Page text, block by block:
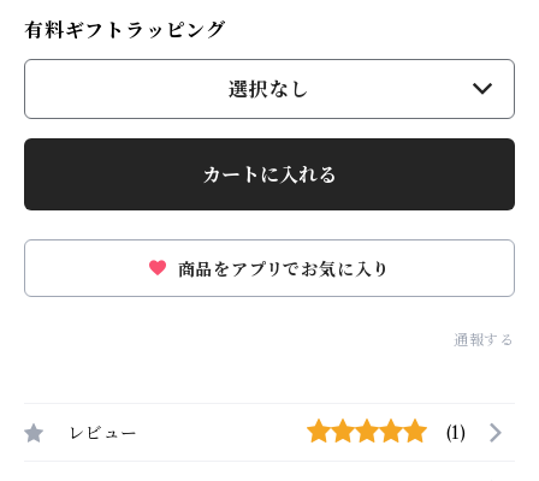
有料ギフトラッピング
選択なし
カートに入れる
商品をアプリでお気に入り
通報する
レビュー (1)